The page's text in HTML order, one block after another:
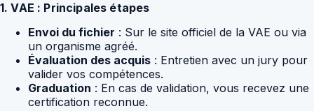
1. VAE : Principales étapes
Envoi du fichier : Sur le site officiel de la VAE ou via
un organisme agréé.
Évaluation des acquis : Entretien avec un jury pour
valider vos compétences.
Graduation : En cas de validation, vous recevez une
certification reconnue.